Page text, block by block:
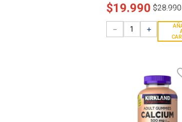
$19.990 $28.990
＋
－